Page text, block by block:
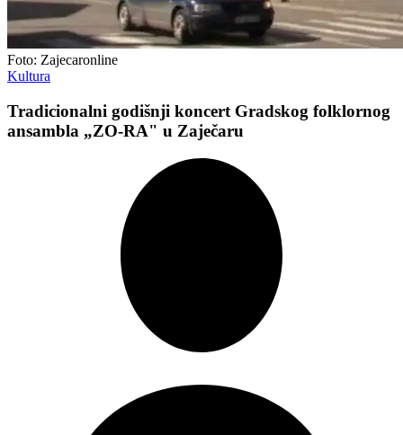
Foto: Zajecaronline
Kultura
Tradicionalni godišnji koncert Gradskog folklornog
ansambla „ZO-RA" u Zaječaru